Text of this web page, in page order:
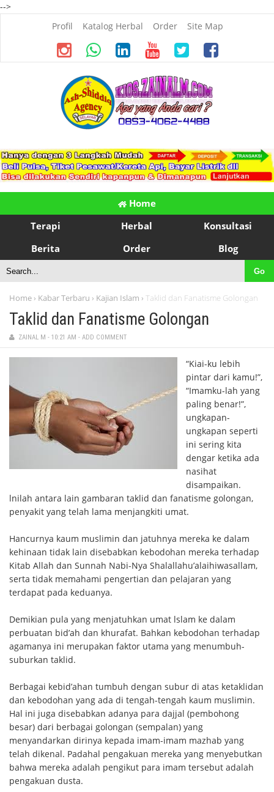
-->
Profil
Katalog Herbal Order Site Map
Home
Terapi
Herbal
Konsultasi
Berita
Order Blog
Home › Kabar Terbaru › Kajian Islam › Taklid dan Fanatisme Golongan
Taklid dan Fanatisme Golongan
ZAINAL M - 10:21 AM - ADD COMMENT
“Kiai-ku lebih
pintar dari kamu!”,
“Imamku-lah yang
paling benar!”,
ungkapan-
ungkapan seperti
ini sering kita
dengar ketika ada
nasihat
disampaikan.
lnilah antara lain gambaran taklid dan fanatisme golongan,
penyakit yang telah lama menjangkiti umat.
Hancurnya kaum muslimin dan jatuhnya mereka ke dalam
kehinaan tidak lain disebabkan kebodohan mereka terhadap
Kitab Allah dan Sunnah Nabi-Nya Shalallahu’alaihiwasallam,
serta tidak memahami pengertian dan pelajaran yang
terdapat pada keduanya.
Demikian pula yang menjatuhkan umat lslam ke dalam
perbuatan bid’ah dan khurafat. Bahkan kebodohan terhadap
agamanya ini merupakan faktor utama yang menumbuh-
suburkan taklid.
Berbagai kebid’ahan tumbuh dengan subur di atas ketaklidan
dan kebodohan yang ada di tengah-tengah kaum muslimin.
Hal ini juga disebabkan adanya para dajjal (pembohong
besar) dari berbagai golongan (sempalan) yang
menyandarkan dirinya kepada imam-imam mazhab yang
telah dikenal. Padahal pengakuan mereka yang menyebutkan
bahwa mereka adalah pengikut para imam tersebut adalah
pengakuan dusta.